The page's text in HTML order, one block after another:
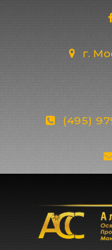
г.
(495)